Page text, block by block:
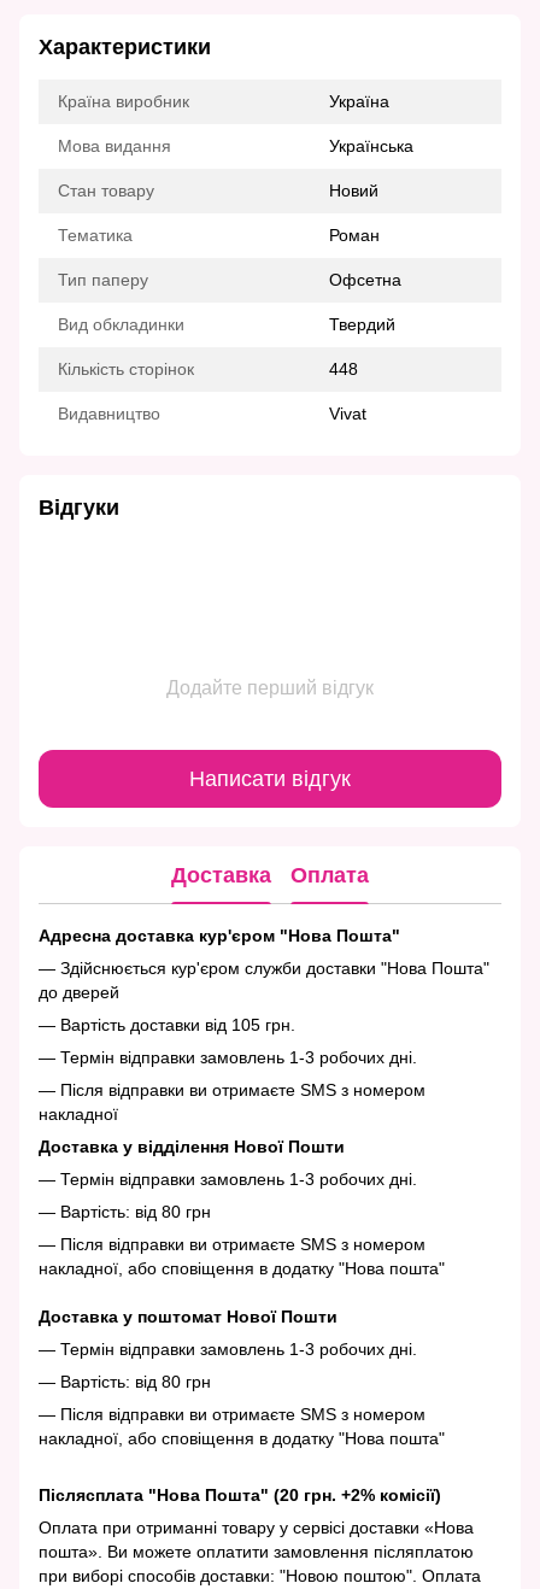
Характеристики
Країна виробник Україна
Мова видання Українська
Стан товару Новий
Тематика Роман
Тип паперу Офсетна
Вид обкладинки Твердий
Кількість сторінок 448
Видавництво Vivat
Відгуки
Додайте перший відгук
Написати відгук
Доставка Оплата
Адресна доставка кур'єром "Нова Пошта"
— Здійснюється кур'єром служби доставки "Нова Пошта"
до дверей
— Вартість доставки від 105 грн.
— Термін відправки замовлень 1-3 робочих дні.
— Після відправки ви отримаєте SMS з номером
накладної
Доставка у відділення Нової Пошти
— Термін відправки замовлень 1-3 робочих дні.
— Вартість: від 80 грн
— Після відправки ви отримаєте SMS з номером
накладної, або сповіщення в додатку "Нова пошта"
Доставка у поштомат Нової Пошти
— Термін відправки замовлень 1-3 робочих дні.
— Вартість: від 80 грн
— Після відправки ви отримаєте SMS з номером
накладної, або сповіщення в додатку "Нова пошта"
Післясплата "Нова Пошта" (20 грн. +2% комісії)
Оплата при отриманні товару у сервісі доставки «Нова
пошта». Ви можете оплатити замовлення післяплатою
при виборі способів доставки: "Новою поштою". Оплата